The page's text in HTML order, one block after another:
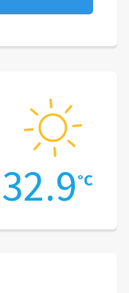
32.9°C